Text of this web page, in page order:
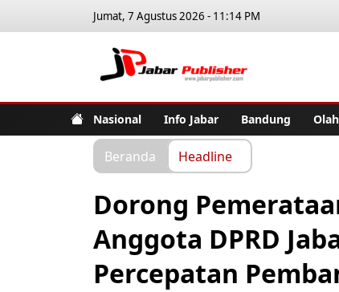
Jumat, 7 Agustus 2026 - 11:14 PM
Nasional Info Jabar Bandung
Beranda Headline
Dorong
Anggota DPRD
Percepatan